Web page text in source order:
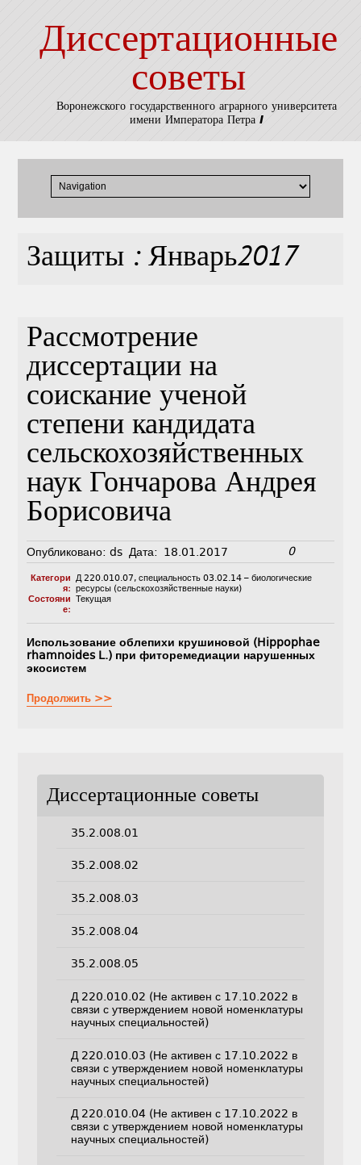
Диссертационные
советы
Воронежского государственного аграрного университета
имени Императора Петра I
Защиты : Январь2017
Рассмотрение
диссертации на
соискание ученой
степени кандидата
сельскохозяйственных
наук Гончарова Андрея
Борисовича
Опубликовано: ds Дата: 18.01.2017 0
Категори
я:
Д 220.010.07, специальность 03.02.14 – биологические
ресурсы (сельскохозяйственные науки)
Состояни
е:
Текущая
Использование облепихи крушиновой (Hippophae
rhamnoides L.) при фиторемедиации нарушенных
экосистем
Продолжить >>
Диссертационные советы
35.2.008.01
35.2.008.02
35.2.008.03
35.2.008.04
35.2.008.05
Д 220.010.02 (Не активен с 17.10.2022 в
связи с утверждением новой номенклатуры
научных специальностей)
Д 220.010.03 (Не активен с 17.10.2022 в
связи с утверждением новой номенклатуры
научных специальностей)
Д 220.010.04 (Не активен с 17.10.2022 в
связи с утверждением новой номенклатуры
научных специальностей)